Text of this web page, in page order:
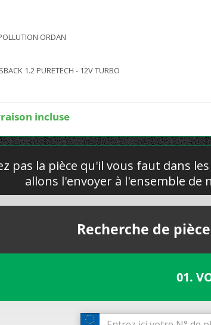
ORDAN
1.2 PURETECH - 12V TURBO
incluse
pas la pièce qu'il vous faut dans
allons l'envoyer à l'ensemble de
Recherche de
01.